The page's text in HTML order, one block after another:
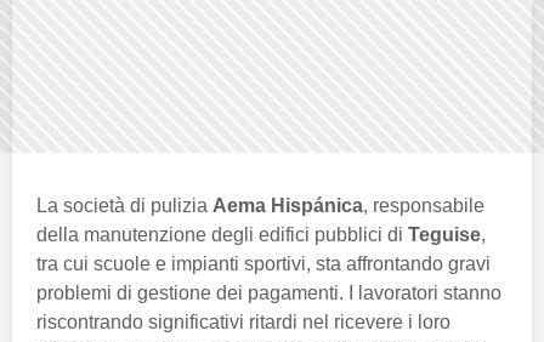
La società di pulizia Aema Hispánica, responsabile
della manutenzione degli edifici pubblici di Teguise,
tra cui scuole e impianti sportivi, sta affrontando gravi
problemi di gestione dei pagamenti. I lavoratori stanno
riscontrando significativi ritardi nel ricevere i loro